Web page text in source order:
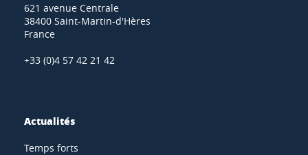
621 avenue Centrale
38400 Saint-Martin-d'Hères
France
+33 (0)4 57 42 21 42
Actualités
Temps forts